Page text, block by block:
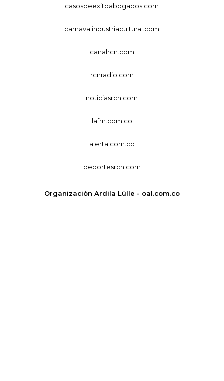
casosdeexitoabogados.com
carnavalindustriacultural.com
canalrcn.com
rcnradio.com
noticiasrcn.com
lafm.com.co
alerta.com.co
deportesrcn.com
Organización Ardila Lülle - oal.com.co